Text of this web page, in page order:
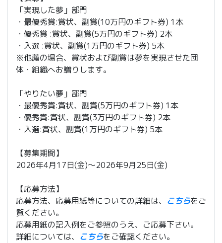
「実現した夢」部門
・最優秀賞:賞状、副賞(10万円のギフト券) 1本
・優秀賞 :賞状、副賞(5万円のギフト券) 2本
・入選 :賞状、副賞(1万円のギフト券) 5本
※他薦の場合、賞状および副賞は夢を実現させた団
体・組織へお贈りします。
「やりたい夢」部門
・最優秀賞:賞状、副賞(5万円のギフト券) 1本
・優秀賞:賞状、副賞(3万円のギフト券) 2本
・入選:賞状、副賞(1万円のギフト券) 5本
【募集期間】
2026年4月17日(金)～2026年9月25日(金)
【応募方法】
応募方法、応募用紙等についての詳細は、 こちらをご
覧ください。
応募用紙の記入例をご参照のうえ、ご応募下さい。
詳細については、 こちらをご確認ください。